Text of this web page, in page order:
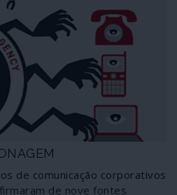
da Revolução. O Irão
divisionista e de ingerência do
de comunicação corporativos
de nove fontes